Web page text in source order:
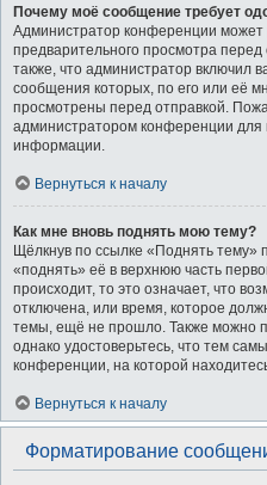
Почему моё сообщение требует
Администратор конференции
предварительного просмотра
также, что администратор включил
сообщения которых, по его или её
просмотрены перед отправкой.
администратором конференции для
информации.
Вернуться к началу
Как мне вновь поднять мою тему?
Щёлкнув по ссылке «Поднять
«поднять» её в верхнюю часть
происходит, то это означает, что
отключена, или время, которое
темы, ещё не прошло. Также можно
однако удостоверьтесь, что тем
конференции, на которой
Вернуться к началу
Форматирование